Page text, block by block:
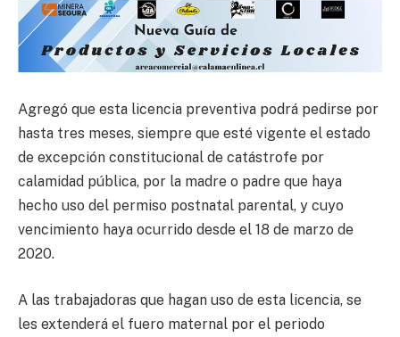
Agregó que esta licencia preventiva podrá pedirse por
hasta tres meses, siempre que esté vigente el estado
de excepción constitucional de catástrofe por
calamidad pública, por la madre o padre que haya
hecho uso del permiso postnatal parental, y cuyo
vencimiento haya ocurrido desde el 18 de marzo de
2020.
A las trabajadoras que hagan uso de esta licencia, se
les extenderá el fuero maternal por el periodo